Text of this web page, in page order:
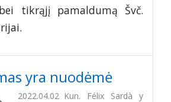
tikrąjį pamaldumą Švč.
yra nuodėmė
2022.04.02 Kun. Félix Sardà y